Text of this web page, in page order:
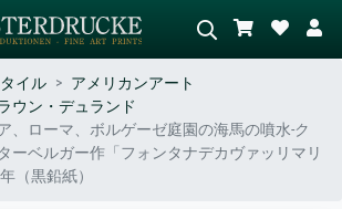
AI画像検索
イルで検索
印象派、北
シーンを説明してください – 例：
イル
アメリカンアート
ウン・デュランド
、ローマ、ボルゲーゼ庭園の海馬の噴水-ク
ーベルガー作「フォンタナデカヴァッリマリ
（黒鉛紙）